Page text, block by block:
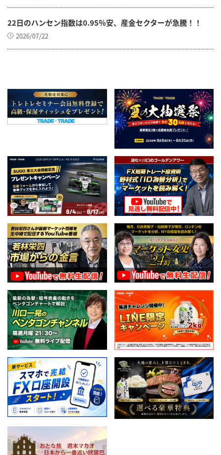
22日のハンセン指数は0.95％安、産金セクターが急騰！！
2026/07/22